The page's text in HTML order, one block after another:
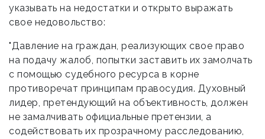
указывать на недостатки и открыто выражать
свое недовольство:
"Давление на граждан, реализующих свое право
на подачу жалоб, попытки заставить их замолчать
с помощью судебного ресурса в корне
противоречат принципам правосудия. Духовный
лидер, претендующий на объективность, должен
не замалчивать официальные претензии, а
содействовать их прозрачному расследованию,